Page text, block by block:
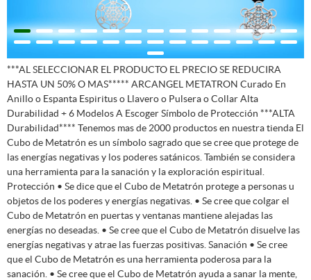
***AL SELECCIONAR EL PRODUCTO EL PRECIO SE REDUCIRA
HASTA UN 50% O MAS***** ARCANGEL METATRON Curado En
Anillo o Espanta Espiritus o Llavero o Pulsera o Collar Alta
Durabilidad + 6 Modelos A Escoger Símbolo de Protección ***ALTA
Durabilidad**** Tenemos mas de 2000 productos en nuestra tienda El
Cubo de Metatrón es un símbolo sagrado que se cree que protege de
las energías negativas y los poderes satánicos. También se considera
una herramienta para la sanación y la exploración espiritual.
Protección • Se dice que el Cubo de Metatrón protege a personas u
objetos de los poderes y energías negativas. • Se cree que colgar el
Cubo de Metatrón en puertas y ventanas mantiene alejadas las
energías no deseadas. • Se cree que el Cubo de Metatrón disuelve las
energías negativas y atrae las fuerzas positivas. Sanación • Se cree
que el Cubo de Metatrón es una herramienta poderosa para la
sanación. • Se cree que el Cubo de Metatrón ayuda a sanar la mente,